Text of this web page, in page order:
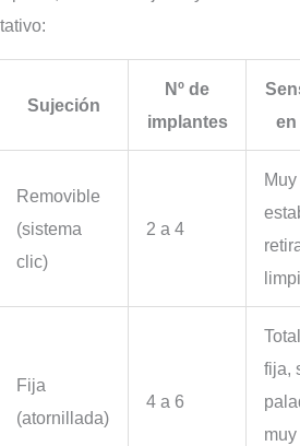
Sujeción
Nº de
implantes
Removible
(sistema
clic)
2 a 4
Muy
Fija
(atornillada)
4 a 6
fija,
muy